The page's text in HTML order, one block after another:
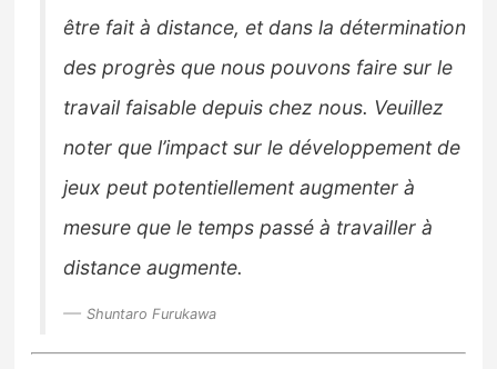
être fait à distance, et dans la détermination
des progrès que nous pouvons faire sur le
travail faisable depuis chez nous. Veuillez
noter que l’impact sur le développement de
jeux peut potentiellement augmenter à
mesure que le temps passé à travailler à
distance augmente.
Shuntaro Furukawa